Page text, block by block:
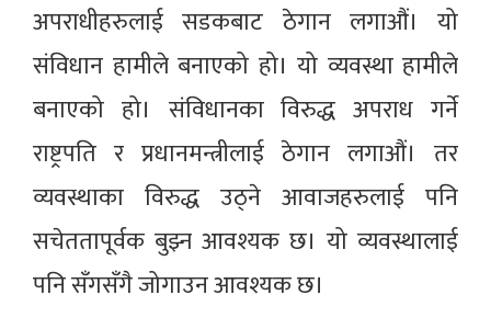
अपराधीहरुलाई सडकबाट ठेगान लगाऔं। यो
संविधान हामीले बनाएको हो। यो व्यवस्था हामीले
बनाएको हो। संविधानका विरुद्ध अपराध गर्ने
राष्ट्रपति र प्रधानमन्त्रीलाई ठेगान लगाऔं। तर
व्यवस्थाका विरुद्ध उठ्ने आवाजहरुलाई पनि
सचेततापूर्वक बुझ्न आवश्यक छ। यो व्यवस्थालाई
पनि सँगसँगै जोगाउन आवश्यक छ।